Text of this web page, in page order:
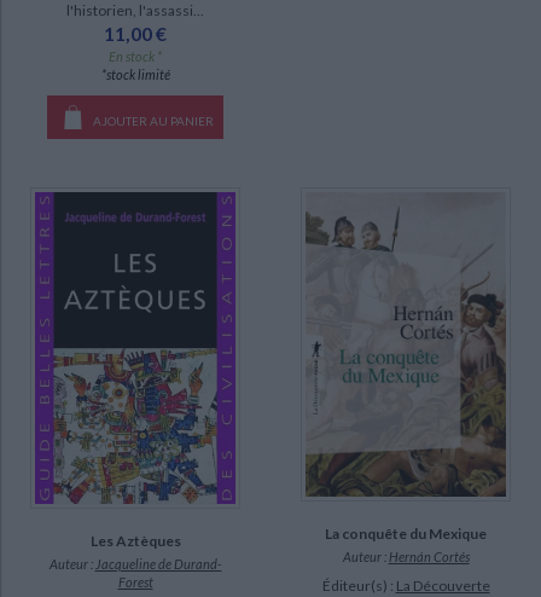
Histoire de la conquête du Mexique (1)
DISPONIBILITÉ
epuise (67)
l'historien, l'assassi...
11,00 €
En stock *
*stock limité
AJOUTER AU PANIER
Les Aztèques
Auteur : Jacqueline de Durand-
Forest
La conquête du Mexique
Auteur : Hernán Cortés
Éditeur(s) : La Découverte